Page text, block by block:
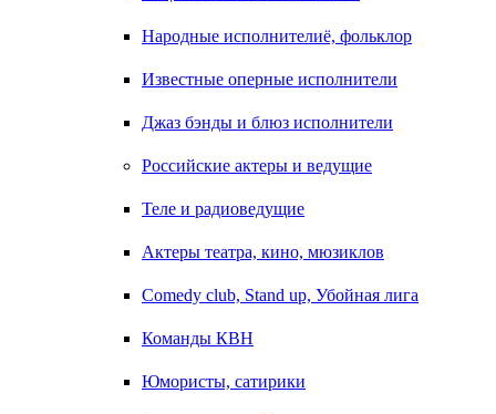
Народные исполнителиё, фольклор
Известные оперные исполнители
Джаз бэнды и блюз исполнители
Российские актеры и ведущие
Теле и радиоведущие
Актеры театра, кино, мюзиклов
Comedy club, Stand up, Убойная лига
Команды КВН
Юмористы, сатирики